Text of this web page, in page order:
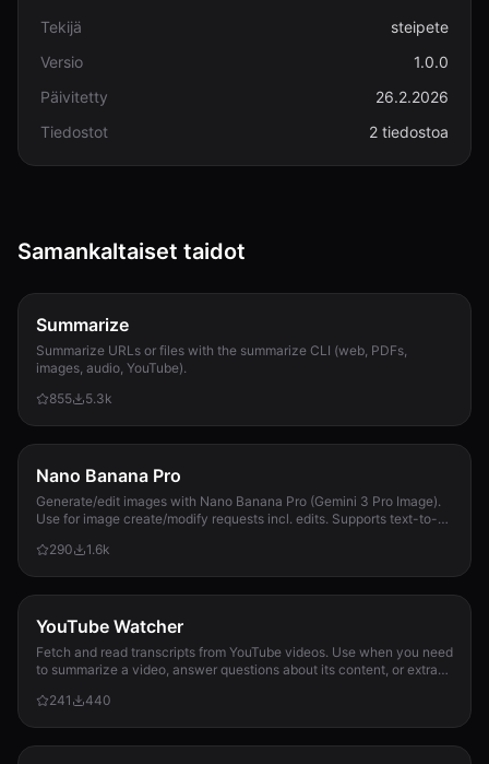
Tekijä
steipete
Versio
1.0.0
Päivitetty
26.2.2026
Tiedostot
2 tiedostoa
Samankaltaiset taidot
Summarize
Summarize URLs or files with the summarize CLI (web, PDFs,
images, audio, YouTube).
855
5.3k
Nano Banana Pro
Generate/edit images with Nano Banana Pro (Gemini 3 Pro Image).
Use for image create/modify requests incl. edits. Supports text-to-
290
1.6k
YouTube Watcher
Fetch and read transcripts from YouTube videos. Use when you need
to summarize a video, answer questions about its content, or extract
241
440